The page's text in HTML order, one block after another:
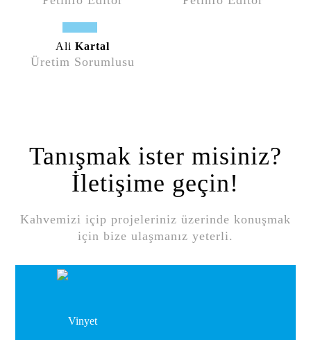
AliKartal
Üretim Sorumlusu
Tanışmak ister misiniz?
İletişime geçin!
Kahvemizi içip projeleriniz üzerinde konuşmak
için bize ulaşmanız yeterli.